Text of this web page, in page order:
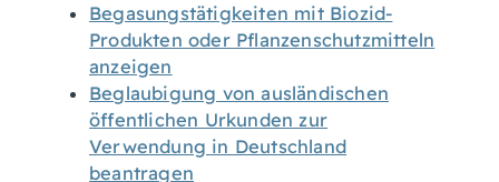
Begasungstätigkeiten mit Biozid-
Produkten oder Pflanzenschutzmitteln
anzeigen
Beglaubigung von ausländischen
öffentlichen Urkunden zur
Verwendung in Deutschland
beantragen